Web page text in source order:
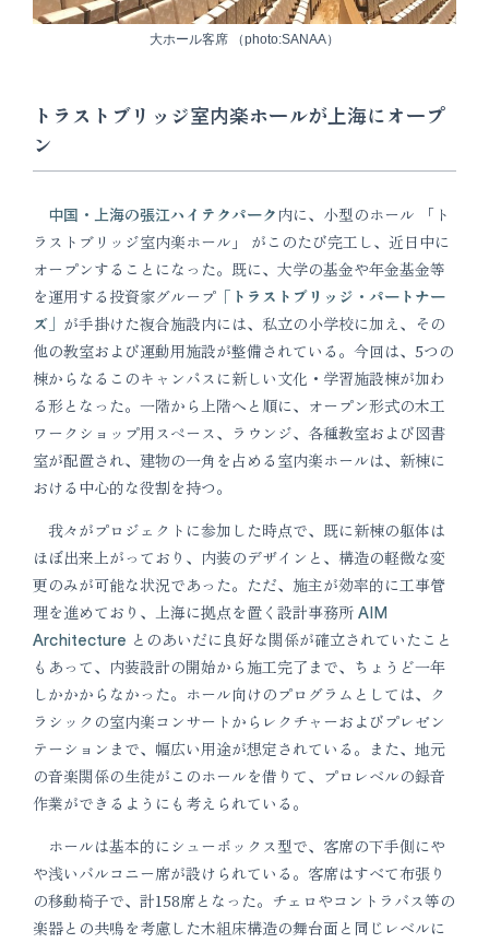
大ホール客席 （photo:SANAA）
トラストブリッジ室内楽ホールが上海にオープ
ン
中国・上海の張江ハイテクパーク 内に、小型のホール 「ト
ラストブリッジ室内楽ホール」 がこのたび完工し、近日中に
オープンすることになった。既に、大学の基金や年金基金等
を運用する投資家グループ 「トラストブリッジ・パートナー
ズ」 が手掛けた複合施設内には、私立の小学校に加え、その
他の教室および運動用施設が整備されている。今回は、5つの
棟からなるこのキャンパスに新しい文化・学習施設棟が加わ
る形となった。一階から上階へと順に、オープン形式の木工
ワークショップ用スペース、ラウンジ、各種教室および図書
室が配置され、建物の一角を占める室内楽ホールは、新棟に
おける中心的な役割を持つ。
我々がプロジェクトに参加した時点で、既に新棟の躯体は
ほぼ出来上がっており、内装のデザインと、構造の軽微な変
更のみが可能な状況であった。ただ、施主が効率的に工事管
理を進めており、上海に拠点を置く設計事務所 AIM
Architecture とのあいだに良好な関係が確立されていたこと
もあって、内装設計の開始から施工完了まで、ちょうど一年
しかかからなかった。ホール向けのプログラムとしては、ク
ラシックの室内楽コンサートからレクチャーおよびプレゼン
テーションまで、幅広い用途が想定されている。また、地元
の音楽関係の生徒がこのホールを借りて、プロレベルの録音
作業ができるようにも考えられている。
ホールは基本的にシューボックス型で、客席の下手側にや
や浅いバルコニー席が設けられている。客席はすべて布張り
の移動椅子で、計158席となった。チェロやコントラバス等の
楽器との共鳴を考慮した木組床構造の舞台面と同じレベルに